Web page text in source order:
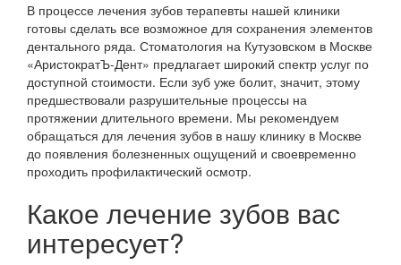
В процессе лечения зубов терапевты нашей клиники
готовы сделать все возможное для сохранения элементов
дентального ряда. Стоматология на Кутузовском в Москве
«АристократЪ-Дент» предлагает широкий спектр услуг по
доступной стоимости. Если зуб уже болит, значит, этому
предшествовали разрушительные процессы на
протяжении длительного времени. Мы рекомендуем
обращаться для лечения зубов в нашу клинику в Москве
до появления болезненных ощущений и своевременно
проходить профилактический осмотр.
Какое лечение зубов вас
интересует?